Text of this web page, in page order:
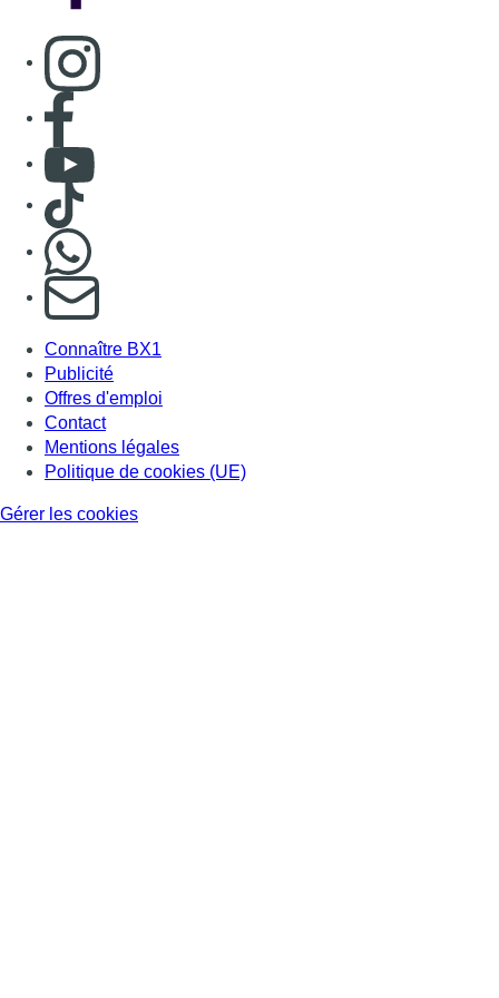
Connaître BX1
Publicité
Offres d'emploi
Contact
Mentions légales
Politique de cookies (UE)
Gérer les cookies